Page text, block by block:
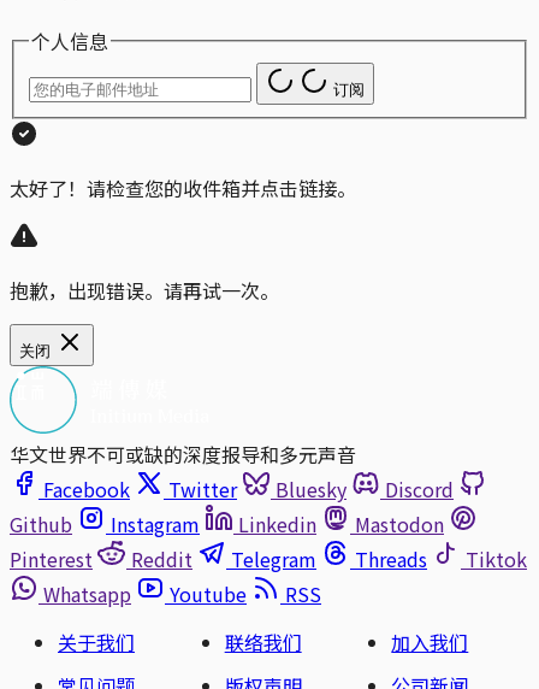
个人信息
订阅
太好了！请检查您的收件箱并点击链接。
抱歉，出现错误。请再试一次。
关闭
华文世界不可或缺的深度报导和多元声音
Facebook
Twitter Bluesky
Discord
Github
Instagram Linkedin
Mastodon
Pinterest
Reddit Telegram Threads
Tiktok
Whatsapp
Youtube
RSS
关于我们
联络我们
加入我们